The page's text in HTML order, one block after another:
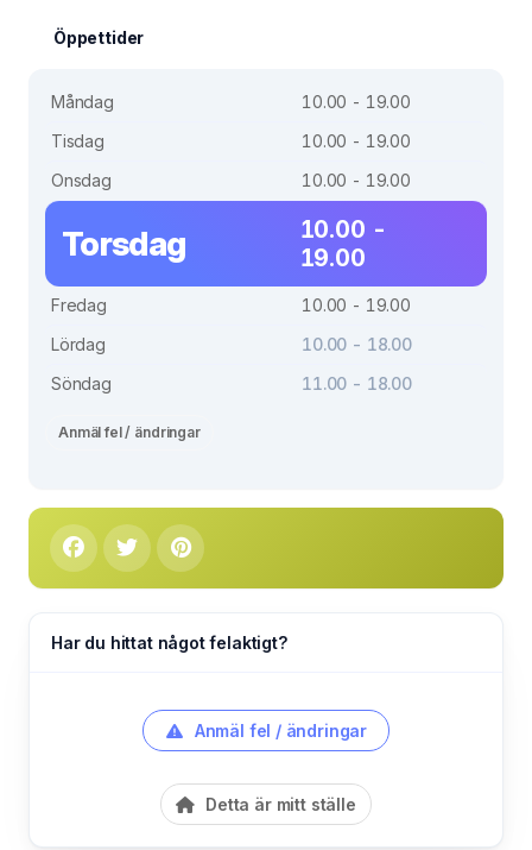
Öppettider
Måndag
10.00 - 19.00
Tisdag
10.00 - 19.00
Onsdag
10.00 - 19.00
Torsdag
10.00 -
19.00
Fredag
10.00 - 19.00
Lördag
10.00 - 18.00
Söndag
11.00 - 18.00
Anmäl fel / ändringar
Har du hittat något felaktigt?
Anmäl fel / ändringar
Detta är mitt ställe